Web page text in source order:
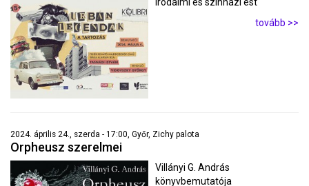
tovább >>
2024. április 24., szerda - 17:00, Győr, Zichy palota
Orpheusz szerelmei
Villányi G. András
könyvbemutatója